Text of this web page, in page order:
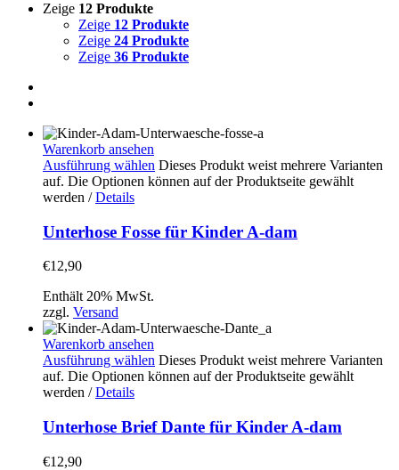
Zeige 12 Produkte
Zeige 12 Produkte
Zeige 24 Produkte
Zeige 36 Produkte
Warenkorb ansehen
Ausführung wählen Dieses Produkt weist mehrere Varianten
auf. Die Optionen können auf der Produktseite gewählt
werden / Details
Unterhose Fosse für Kinder A-dam
€12,90
Enthält 20% MwSt.
zzgl. Versand
Warenkorb ansehen
Ausführung wählen Dieses Produkt weist mehrere Varianten
auf. Die Optionen können auf der Produktseite gewählt
werden / Details
Unterhose Brief Dante für Kinder A-dam
€12,90